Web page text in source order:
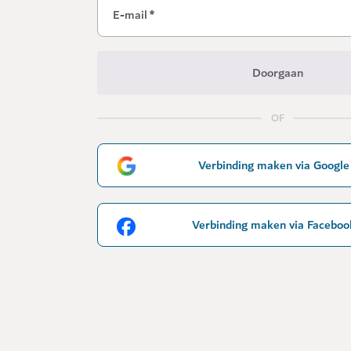
E-mail*
Doorgaan
OF
Verbinding maken via Google
Verbinding maken via